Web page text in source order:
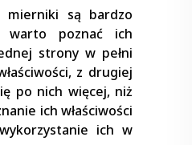
mierniki są bardzo
warto poznać ich
strony w pełni
z drugiej
po nich więcej, niż
ich właściwości
ich w